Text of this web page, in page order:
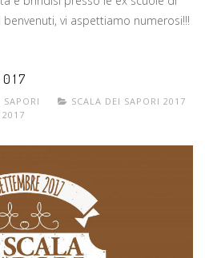
vi aspettiamo numerosi!!!
SAPORI
SCALA DEI SAPORI 2017
2017